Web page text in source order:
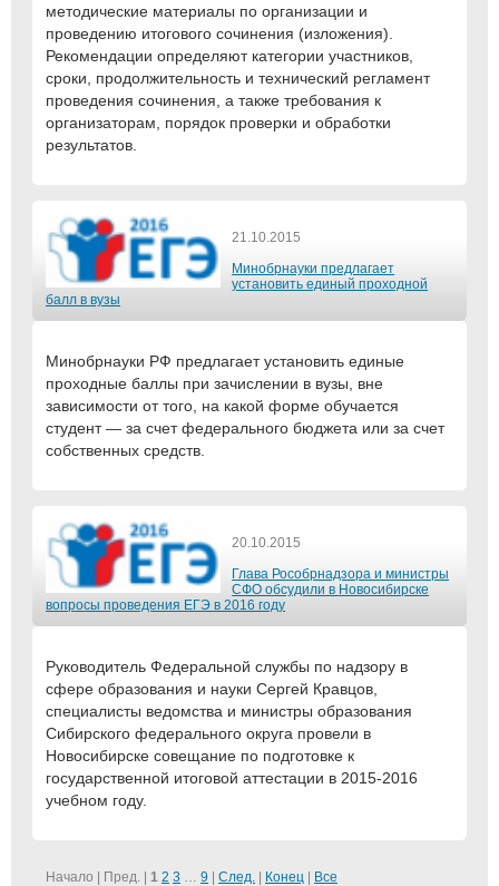
методические материалы по организации и
проведению итогового сочинения (изложения).
Рекомендации определяют категории участников,
сроки, продолжительность и технический регламент
проведения сочинения, а также требования к
организаторам, порядок проверки и обработки
результатов.
21.10.2015
Минобрнауки предлагает
установить единый проходной
балл в вузы
Минобрнауки РФ предлагает установить единые
проходные баллы при зачислении в вузы, вне
зависимости от того, на какой форме обучается
студент — за счет федерального бюджета или за счет
собственных средств.
20.10.2015
Глава Рособрнадзора и министры
СФО обсудили в Новосибирске
вопросы проведения ЕГЭ в 2016 году
Руководитель Федеральной службы по надзору в
сфере образования и науки Сергей Кравцов,
специалисты ведомства и министры образования
Сибирского федерального округа провели в
Новосибирске совещание по подготовке к
государственной итоговой аттестации в 2015-2016
учебном году.
Начало | Пред. | 1 2 3 … 9 След. Конец Все